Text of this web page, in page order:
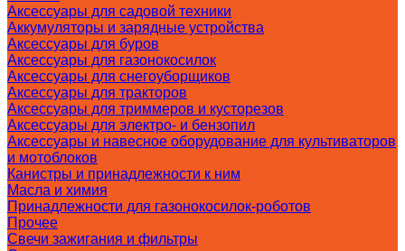
Аксессуары для садовой техники
Аккумуляторы и зарядные устройства
Аксессуары для буров
Аксессуары для газонокосилок
Аксессуары для снегоуборщиков
Аксессуары для тракторов
Аксессуары для триммеров и кусторезов
Аксессуары для электро- и бензопил
Аксессуары и навесное оборудование для культиваторов
и мотоблоков
Канистры и принадлежности к ним
Масла и химия
Принадлежности для газонокосилок-роботов
Прочее
Свечи зажигания и фильтры